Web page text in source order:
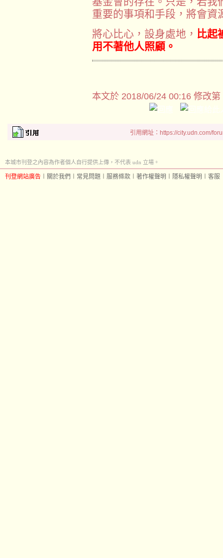
重要的事項和手段，將會資
將心比心，設身處地， 比起
用不著他人照顧。
本文於 2018/06/24 00:16 修改第
引用網址：https://city.udn.com/
本城市刊登之內容為作者個人自行提供上傳，不代表 udn 立場。
刊登網站廣告 關於我們 常見問題 服務條款 著作權聲明 隱私權聲明 客服